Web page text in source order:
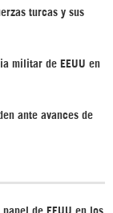
turcas y sus
militar de EEUU en
ante avances de
de EEUU en los